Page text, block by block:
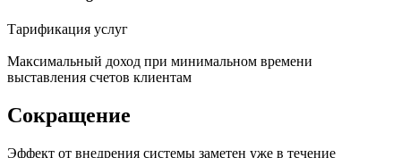
Тарификация услуг
Максимальный доход при минимальном времени
выставления счетов клиентам
Сокращение
Эффект от внедрения системы заметен уже в течение